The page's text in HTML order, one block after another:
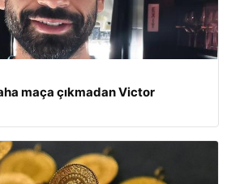
maça çıkmadan Victor